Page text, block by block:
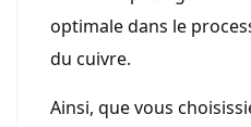
optimale dans le
du cuivre.
Ainsi, que vous